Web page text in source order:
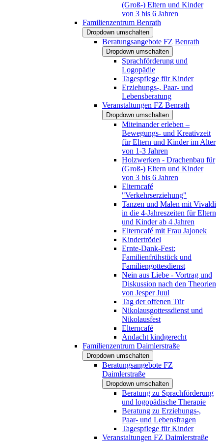
(Groß-) Eltern und Kinder
von 3 bis 6 Jahren
Familienzentrum Benrath
Dropdown umschalten
Beratungsangebote FZ Benrath
Dropdown umschalten
Sprachförderung und
Logopädie
Tagespflege für Kinder
Erziehungs-, Paar- und
Lebensberatung
Veranstaltungen FZ Benrath
Dropdown umschalten
Miteinander erleben –
Bewegungs- und Kreativzeit
für Eltern und Kinder im Alter
von 1-3 Jahren
Holzwerken - Drachenbau für
(Groß-) Eltern und Kinder
von 3 bis 6 Jahren
Elterncafé
"Verkehrserziehung"
Tanzen und Malen mit Vivaldi
in die 4-Jahreszeiten für Eltern
und Kinder ab 4 Jahren
Elterncafé mit Frau Jajonek
Kindertrödel
Ernte-Dank-Fest:
Familienfrühstück und
Familiengottesdienst
Nein aus Liebe - Vortrag und
Diskussion nach den Theorien
von Jesper Juul
Tag der offenen Tür
Nikolausgottessdienst und
Nikolausfest
Elterncafé
Andacht kindgerecht
Familienzentrum Daimlerstraße
Dropdown umschalten
Beratungsangebote FZ
Daimlerstraße
Dropdown umschalten
Beratung zu Sprachförderung
und logopädische Therapie
Beratung zu Erziehungs-,
Paar- und Lebensfragen
Tagespflege für Kinder
Veranstaltungen FZ Daimlerstraße